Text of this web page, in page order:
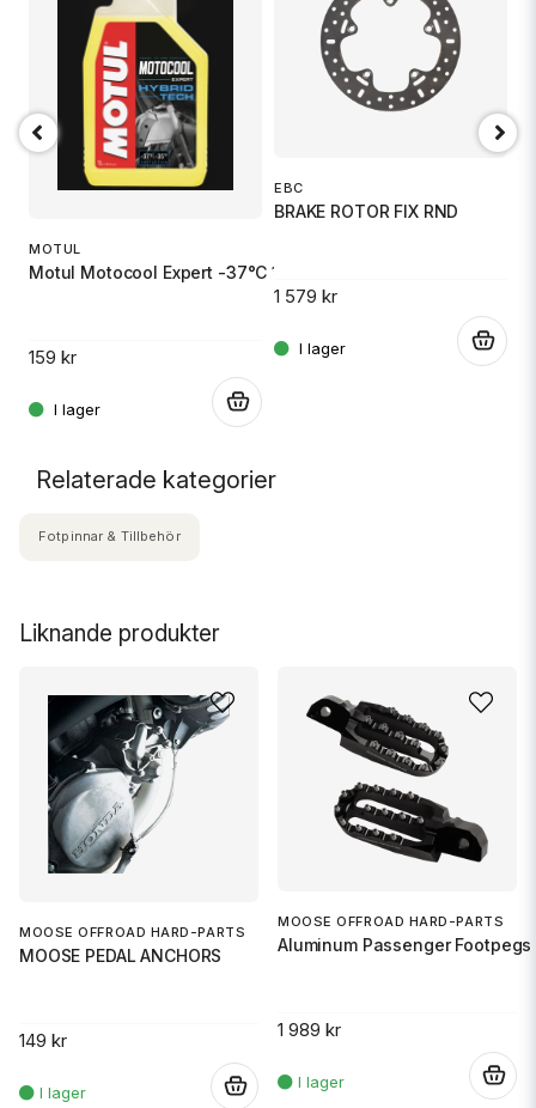
MOTUL
Motul Motocool Expert -37°C 1 L Färdig att användas
159 kr
EBC
BRAKE ROTOR FIX RND
1 579 kr
Liknande produkter
MOOSE OFFROAD HARD-PARTS
MOOSE PEDAL ANCHORS
149 kr
MOOSE OFFROAD HARD-PARTS
Aluminum Passenger
1 989 kr
Relaterade kategorier
Fotpinnar & Tillbehör